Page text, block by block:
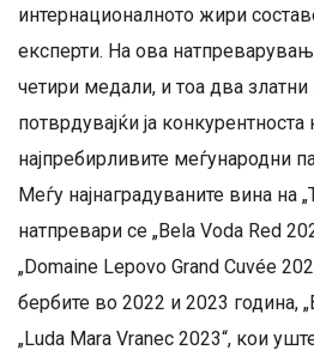
интернационалното жири
експерти. На ова
четири медали, и тоа два
потврдувајќи ја
најпребирливите меѓународни
Меѓу најнаградуваните вина на
натпревари се „Bela Voda Red
„Domaine Lepovo Grand Cuvée
бербите во 2022 и 2023 година,
„Luda Mara Vranec 2023“, кои